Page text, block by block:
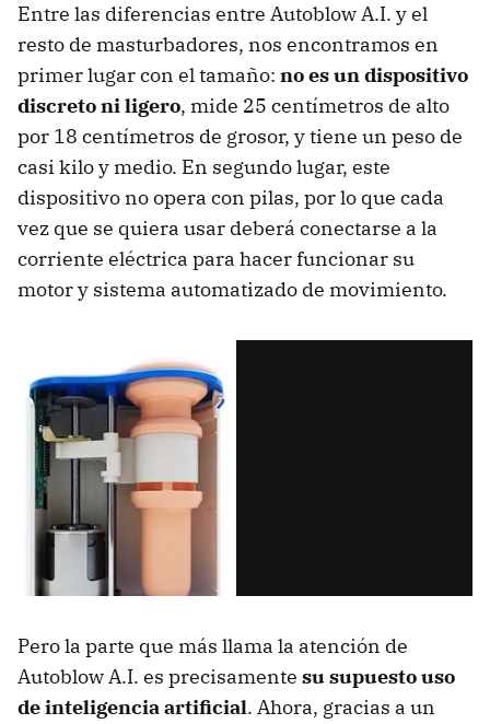
Entre las diferencias entre Autoblow A.I. y el
resto de masturbadores, nos encontramos en
primer lugar con el tamaño: no es un dispositivo
discreto ni ligero, mide 25 centímetros de alto
por 18 centímetros de grosor, y tiene un peso de
casi kilo y medio. En segundo lugar, este
dispositivo no opera con pilas, por lo que cada
vez que se quiera usar deberá conectarse a la
corriente eléctrica para hacer funcionar su
motor y sistema automatizado de movimiento.
Pero la parte que más llama la atención de
Autoblow A.I. es precisamente su supuesto uso
de inteligencia artificial. Ahora, gracias a un